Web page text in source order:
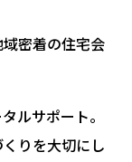
密着の住宅会
ルサポート。
りを大切にし